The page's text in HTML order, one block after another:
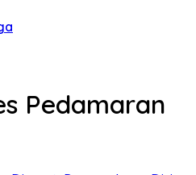
Pedamaran